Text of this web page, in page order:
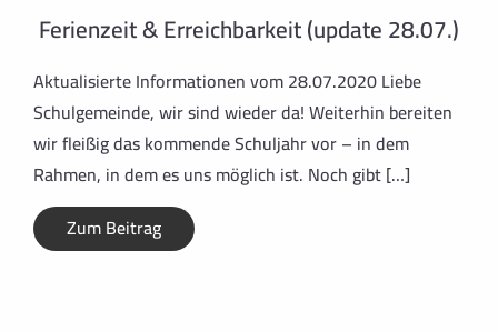
Ferienzeit & Erreichbarkeit (update 28.07.)
Aktualisierte Informationen vom 28.07.2020 Liebe
Schulgemeinde, wir sind wieder da! Weiterhin bereiten
wir fleißig das kommende Schuljahr vor – in dem
Rahmen, in dem es uns möglich ist. Noch gibt […]
Zum Beitrag